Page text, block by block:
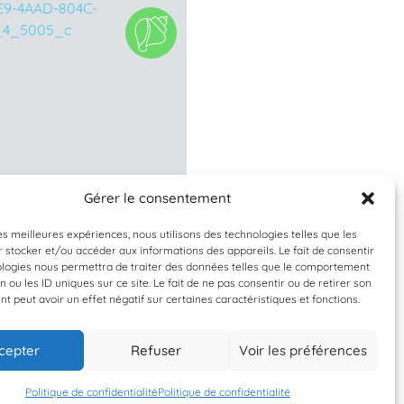
Gérer le consentement
meilleures expériences, nous utilisons des technologies telles que les
stocker et/ou accéder aux informations des appareils. Le fait de consentir
nous permettra de traiter des données telles que le comportement
ou les ID uniques sur ce site. Le fait de ne pas consentir ou de retirer son
peut avoir un effet négatif sur certaines caractéristiques et fonctions.
Refuser Voir les préférences
Politique de confidentialitéPolitique de confidentialité
Validée
littorea
Bigorneau
30 mai 2026
DY
Validée
Phorcus
Monodonte